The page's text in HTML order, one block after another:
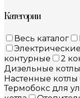
Категории
Весь каталог
контурные
2
Дизельные котлы
Настенные котлы
Термобокс для